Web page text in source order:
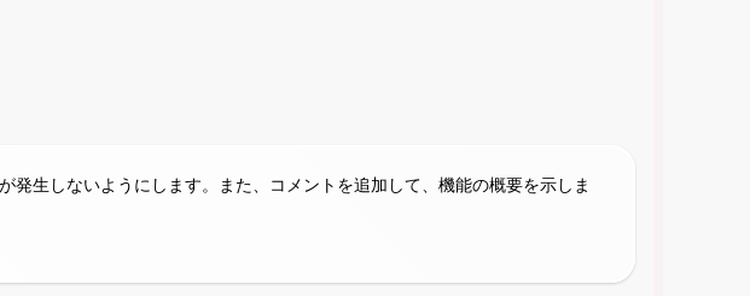
発生しないようにします。また、コメントを追加して、機能の概要を示しま